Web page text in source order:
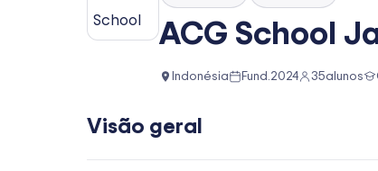
ACG School
Indonésia Fund.2024 35alunos
Visão geral